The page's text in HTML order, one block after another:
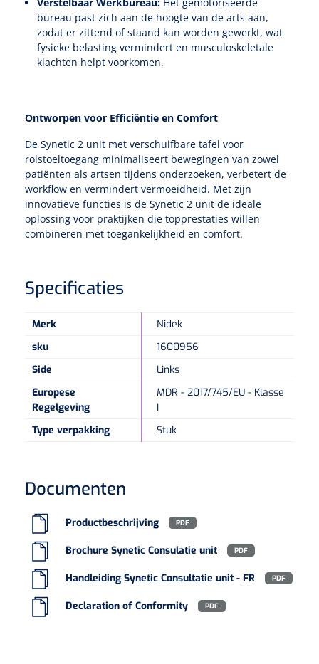
bureau past zich aan de hoogte van de arts aan,
zodat er zittend of staand kan worden gewerkt, wat
fysieke belasting vermindert en musculoskeletale
klachten helpt voorkomen.
Ontworpen voor Efficiëntie en Comfort
De Synetic 2 unit met verschuifbare tafel voor
rolstoeltoegang minimaliseert bewegingen van zowel
patiënten als artsen tijdens onderzoeken, verbetert de
workflow en vermindert vermoeidheid. Met zijn
innovatieve functies is de Synetic 2 unit de ideale
oplossing voor praktijken die topprestaties willen
combineren met toegankelijkheid en comfort.
Specificaties
Merk
Nidek
sku
1600956
Side
Links
Europese
Regelgeving
MDR - 2017/745/EU - Klasse
I
Type verpakking
Stuk
Documenten
Productbeschrijving PDF
Brochure Synetic Consulatie unit PDF
Handleiding Synetic Consultatie unit - FR PDF
Declaration of Conformity PDF